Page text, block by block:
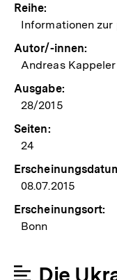
Reihe:
Informationen
Autor/-innen:
Andreas Kappeler
Ausgabe:
28/2015
Seiten:
24
08.07.2015
Erscheinungsort:
Bonn
Die